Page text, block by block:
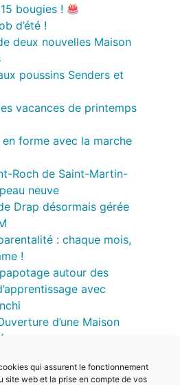
qui assurent le fonctionnement
site web et la prise en compte de vos
bougies !
d’été !
deux nouvelles Maison
poussins Senders et
vacances de printemps
en forme avec la marche
Roch de Saint-Martin-
neuve
Drap désormais gérée
: chaque mois,
!
autour des
avec
d’une Maison
: des récompenses bien